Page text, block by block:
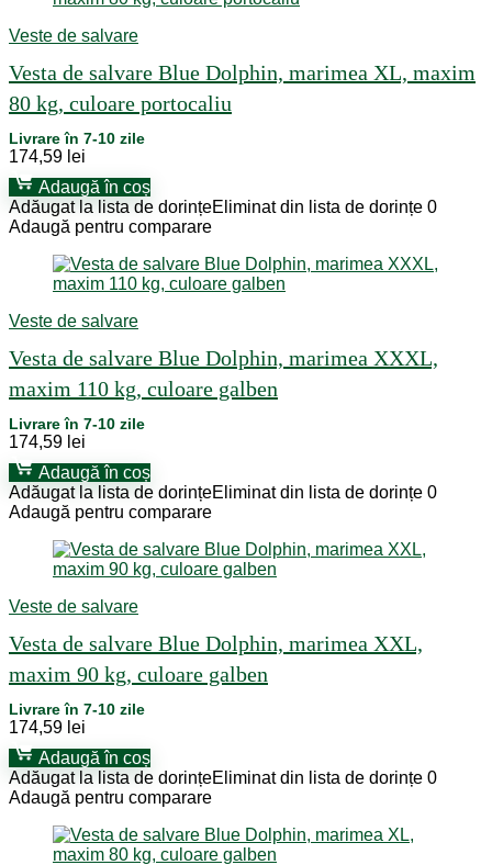
Veste de salvare
Vesta de salvare Blue Dolphin, marimea XL, maxim
80 kg, culoare portocaliu
Livrare în 7-10 zile
174,59 lei
Adaugă în coș
Adăugat la lista de dorințeEliminat din lista de dorințe 0
Adaugă pentru comparare
Veste de salvare
Vesta de salvare Blue Dolphin, marimea XXXL,
maxim 110 kg, culoare galben
Livrare în 7-10 zile
174,59 lei
Adaugă în coș
Adăugat la lista de dorințeEliminat din lista de dorințe 0
Adaugă pentru comparare
Veste de salvare
Vesta de salvare Blue Dolphin, marimea XXL,
maxim 90 kg, culoare galben
Livrare în 7-10 zile
174,59 lei
Adaugă în coș
Adăugat la lista de dorințeEliminat din lista de dorințe 0
Adaugă pentru comparare